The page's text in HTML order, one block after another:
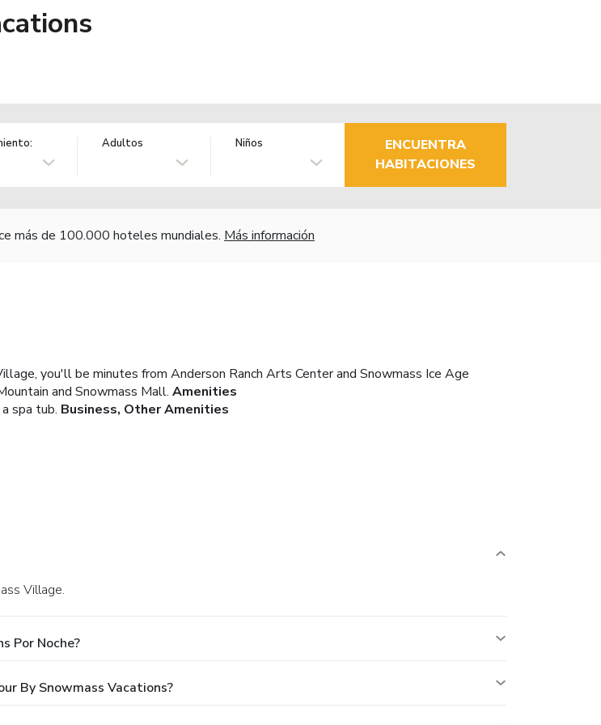
Adultos Niños
ENCUENTRA
HABITACIONES
más de 100.000 hoteles mundiales. Más información
you'll be minutes from Anderson Ranch Arts Center and Snowmass Ice Age
and Snowmass Mall. Amenities
spa tub. Business, Other Amenities
Village.
Por Noche?
By Snowmass Vacations?